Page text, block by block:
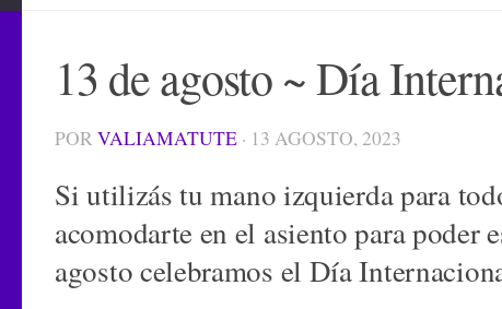
13 de agosto ~ Día
POR VALIAMATUTE · 13 AGOSTO, 2023
Si utilizás tu mano izquierda para
acomodarte en el asiento para poder
agosto celebramos el Día